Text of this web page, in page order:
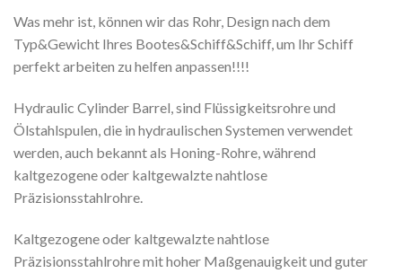
Was mehr ist, können wir das Rohr, Design nach dem
Typ&Gewicht Ihres Bootes&Schiff&Schiff, um Ihr Schiff
perfekt arbeiten zu helfen anpassen!!!!
Hydraulic Cylinder Barrel, sind Flüssigkeitsrohre und
Ölstahlspulen, die in hydraulischen Systemen verwendet
werden, auch bekannt als Honing-Rohre, während
kaltgezogene oder kaltgewalzte nahtlose
Präzisionsstahlrohre.
Kaltgezogene oder kaltgewalzte nahtlose
Präzisionsstahlrohre mit hoher Maßgenauigkeit und guter